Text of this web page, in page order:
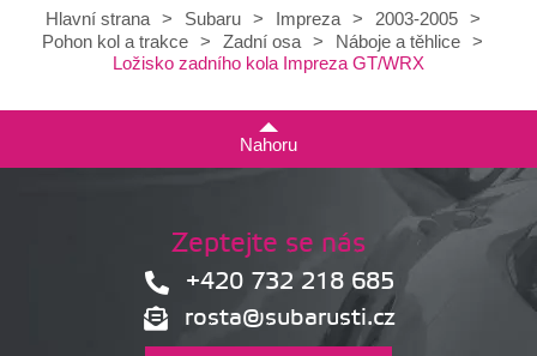
Hlavní strana
> Subaru > Impreza > 2003-2005
>
Pohon kol a trakce > Zadní osa > Náboje a těhlice >
Ložisko zadního kola Impreza GT/WRX
Nahoru
Zeptejte se nás
+420 732 218 685
rosta@subarusti.cz